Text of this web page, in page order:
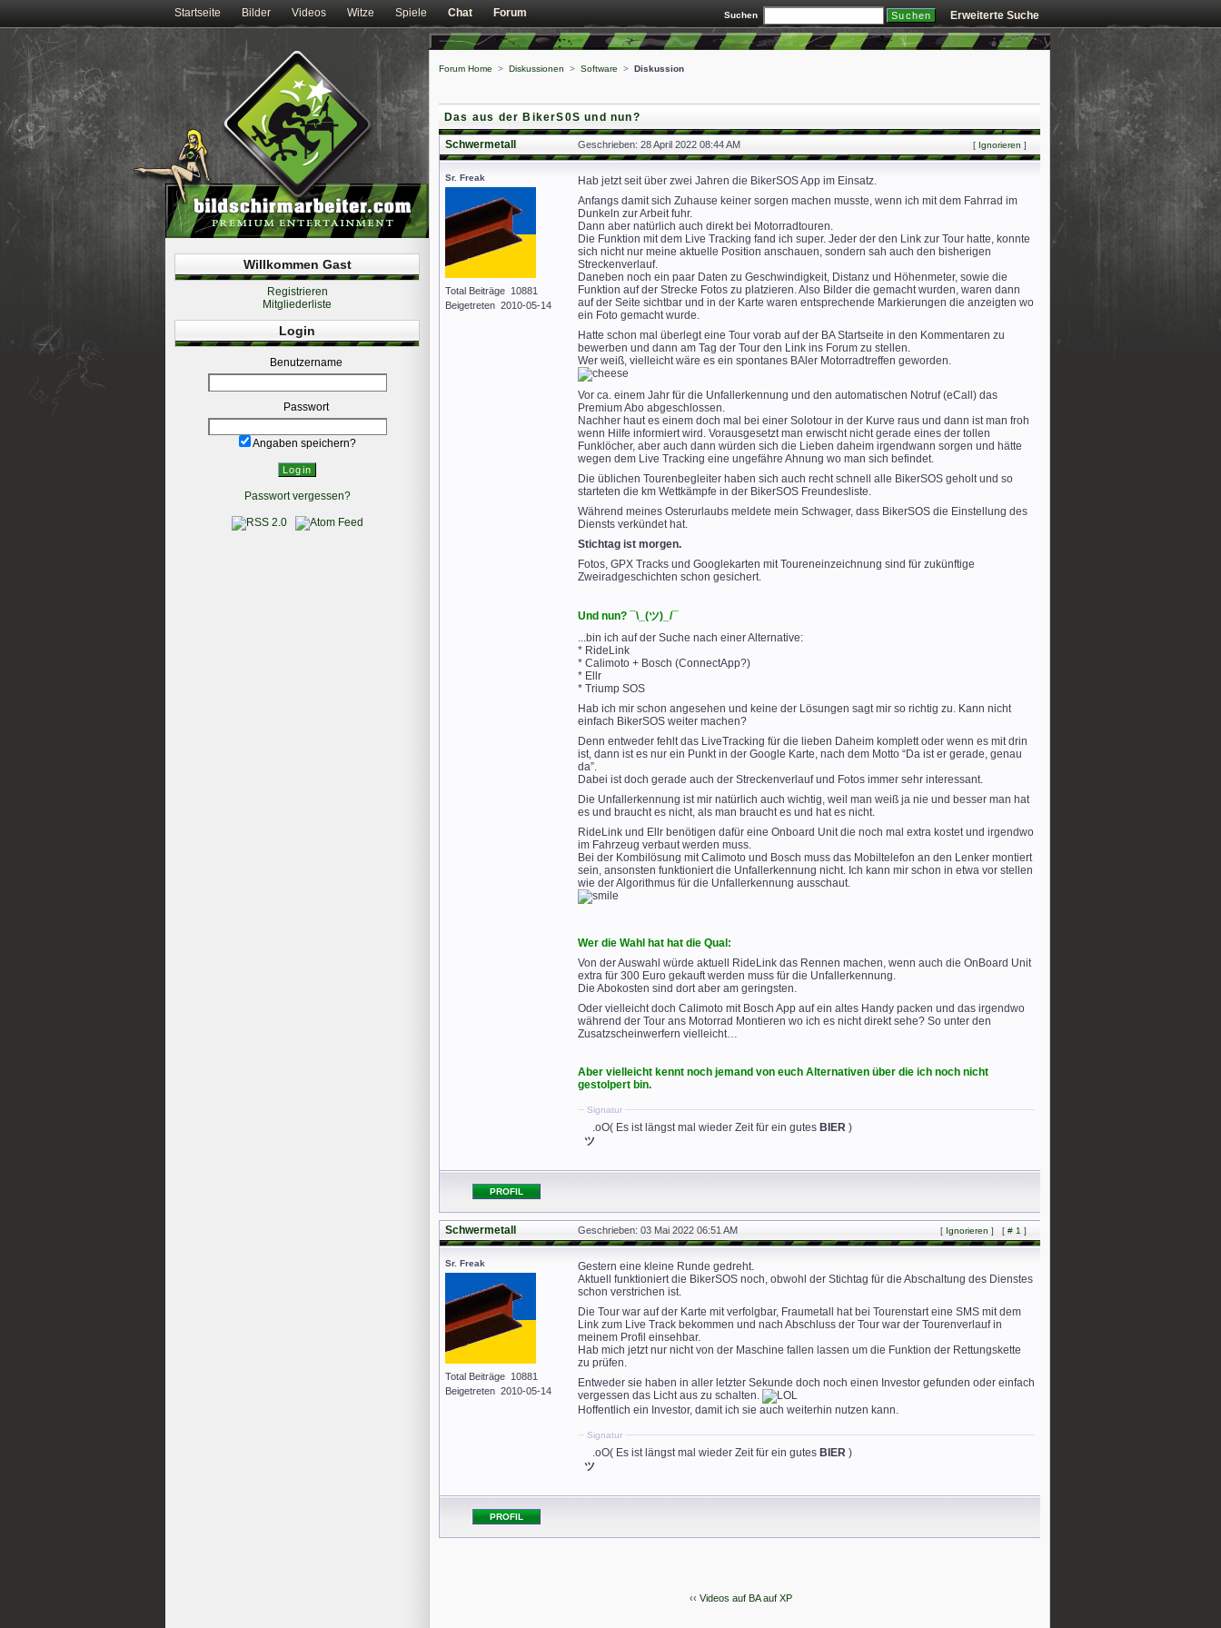
Startseite Bilder Videos Witze Spiele Chat Forum Suchen Erweiterte Suche
Forum Home > Diskussionen > Software > Diskussion
Das aus der BikerS0S und nun?
Schwermetall Geschrieben: 28 April 2022 08:44 AM [ Ignorieren ]
Sr. Freak
Total Beiträge 10881
Beigetreten 2010-05-14
Hab jetzt seit über zwei Jahren die BikerSOS App im Einsatz.
Anfangs damit sich Zuhause keiner sorgen machen musste, wenn ich mit dem Fahrrad im
Dunkeln zur Arbeit fuhr.
Dann aber natürlich auch direkt bei Motorradtouren.
Die Funktion mit dem Live Tracking fand ich super. Jeder der den Link zur Tour hatte, konnte
sich nicht nur meine aktuelle Position anschauen, sondern sah auch den bisherigen
Streckenverlauf.
Daneben noch ein paar Daten zu Geschwindigkeit, Distanz und Höhenmeter, sowie die
Funktion auf der Strecke Fotos zu platzieren. Also Bilder die gemacht wurden, waren dann
auf der Seite sichtbar und in der Karte waren entsprechende Markierungen die anzeigten wo
ein Foto gemacht wurde.
Hatte schon mal überlegt eine Tour vorab auf der BA Startseite in den Kommentaren zu
bewerben und dann am Tag der Tour den Link ins Forum zu stellen.
Wer weiß, vielleicht wäre es ein spontanes BAler Motorradtreffen geworden.
Vor ca. einem Jahr für die Unfallerkennung und den automatischen Notruf (eCall) das
Premium Abo abgeschlossen.
Nachher haut es einem doch mal bei einer Solotour in der Kurve raus und dann ist man froh
wenn Hilfe informiert wird. Vorausgesetzt man erwischt nicht gerade eines der tollen
Funklöcher, aber auch dann würden sich die Lieben daheim irgendwann sorgen und hätte
wegen dem Live Tracking eine ungefähre Ahnung wo man sich befindet.
Die üblichen Tourenbegleiter haben sich auch recht schnell alle BikerSOS geholt und so
starteten die km Wettkämpfe in der BikerSOS Freundesliste.
Während meines Osterurlaubs meldete mein Schwager, dass BikerSOS die Einstellung des
Diensts verkündet hat.
Stichtag ist morgen.
Fotos, GPX Tracks und Googlekarten mit Toureneinzeichnung sind für zukünftige
Zweiradgeschichten schon gesichert.
Und nun? ¯\_(ツ)_/¯
...bin ich auf der Suche nach einer Alternative:
* RideLink
* Calimoto + Bosch (ConnectApp?)
* Ellr
* Triump SOS
Hab ich mir schon angesehen und keine der Lösungen sagt mir so richtig zu. Kann nicht
einfach BikerSOS weiter machen?
Denn entweder fehlt das LiveTracking für die lieben Daheim komplett oder wenn es mit drin
ist, dann ist es nur ein Punkt in der Google Karte, nach dem Motto “Da ist er gerade, genau
da”.
Dabei ist doch gerade auch der Streckenverlauf und Fotos immer sehr interessant.
Die Unfallerkennung ist mir natürlich auch wichtig, weil man weiß ja nie und besser man hat
es und braucht es nicht, als man braucht es und hat es nicht.
RideLink und Ellr benötigen dafür eine Onboard Unit die noch mal extra kostet und irgendwo
im Fahrzeug verbaut werden muss.
Bei der Kombilösung mit Calimoto und Bosch muss das Mobiltelefon an den Lenker montiert
sein, ansonsten funktioniert die Unfallerkennung nicht. Ich kann mir schon in etwa vor stellen
wie der Algorithmus für die Unfallerkennung ausschaut.
Wer die Wahl hat hat die Qual:
Von der Auswahl würde aktuell RideLink das Rennen machen, wenn auch die OnBoard Unit
extra für 300 Euro gekauft werden muss für die Unfallerkennung.
Die Abokosten sind dort aber am geringsten.
Oder vielleicht doch Calimoto mit Bosch App auf ein altes Handy packen und das irgendwo
während der Tour ans Motorrad Montieren wo ich es nicht direkt sehe? So unter den
Zusatzscheinwerfern vielleicht…
Aber vielleicht kennt noch jemand von euch Alternativen über die ich noch nicht
gestolpert bin.
Signatur
.oO( Es ist längst mal wieder Zeit für ein gutes BIER )
ツ
PROFIL
Schwermetall Geschrieben: 03 Mai 2022 06:51 AM [ Ignorieren ] [ # 1 ]
Sr. Freak
Total Beiträge 10881
Beigetreten 2010-05-14
Gestern eine kleine Runde gedreht.
Aktuell funktioniert die BikerSOS noch, obwohl der Stichtag für die Abschaltung des Dienstes
schon verstrichen ist.
Die Tour war auf der Karte mit verfolgbar, Fraumetall hat bei Tourenstart eine SMS mit dem
Link zum Live Track bekommen und nach Abschluss der Tour war der Tourenverlauf in
meinem Profil einsehbar.
Hab mich jetzt nur nicht von der Maschine fallen lassen um die Funktion der Rettungskette
zu prüfen.
Entweder sie haben in aller letzter Sekunde doch noch einen Investor gefunden oder einfach
vergessen das Licht aus zu schalten.
Hoffentlich ein Investor, damit ich sie auch weiterhin nutzen kann.
Signatur
.oO( Es ist längst mal wieder Zeit für ein gutes BIER )
ツ
PROFIL
‹‹ Videos auf BA auf XP
Willkommen Gast
Registrieren
Mitgliederliste
Login
Benutzername
Passwort
Angaben speichern?
Passwort vergessen?